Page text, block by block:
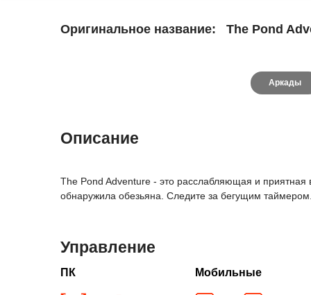
Оригинальное название: The Pond
Аркады
Описание
The Pond Adventure - это расслабляющая и приятная
обнаружила обезьяна. Следите за бегущим
Управление
ПК Мобильные